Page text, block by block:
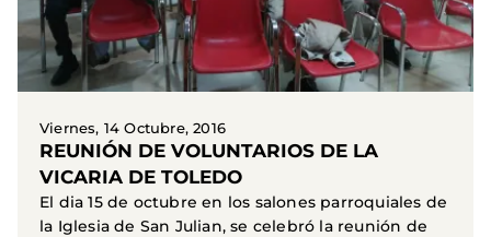
Viernes, 14 Octubre, 2016
REUNIÓN DE VOLUNTARIOS DE LA
VICARIA DE TOLEDO
El dia 15 de octubre en los salones parroquiales de
la Iglesia de San Julian, se celebró la reunión de